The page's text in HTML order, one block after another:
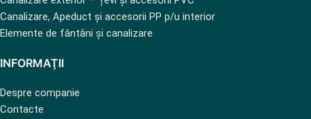
Canalizare, Apeduct și accesorii PP p/u interior
Elemente de fântâni și canalizare
INFORMAŢII
Despre companie
Contacte